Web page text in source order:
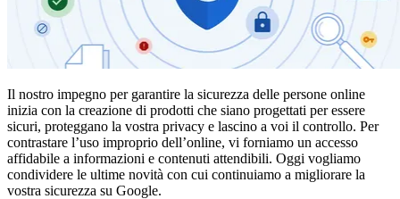
Il nostro impegno per garantire la sicurezza delle persone online
inizia con la creazione di prodotti che siano progettati per essere
sicuri, proteggano la vostra privacy e lascino a voi il controllo. Per
contrastare l’uso improprio dell’online, vi forniamo un accesso
affidabile a informazioni e contenuti attendibili. Oggi vogliamo
condividere le ultime novità con cui continuiamo a migliorare la
vostra sicurezza su Google.